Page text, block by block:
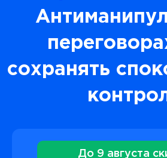
сохранять
До 9 августа